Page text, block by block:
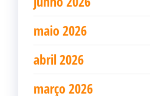
maio 2026
abril 2026
março 2026